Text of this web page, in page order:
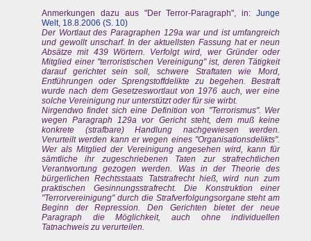
Anmerkungen dazu aus "Der Terror-Paragraph", in:Junge
Welt, 18.8.2006 (S. 10)
Der Wortlaut des Paragraphen 129a war und ist umfangreich
und gewollt unscharf. In der aktuellsten Fassung hat er neun
Absätze mit 439 Wörtern. Verfolgt wird, wer Gründer oder
Mitglied einer "terroristischen Vereinigung" ist, deren Tätigkeit
darauf gerichtet sein soll, schwere Straftaten wie Mord,
Entführungen oder Sprengstoffdelikte zu begehen. Bestraft
wurde nach dem Gesetzeswortlaut von 1976 auch, wer eine
solche Vereinigung nur unterstützt oder für sie wirbt.
Nirgendwo findet sich eine Definition von "Terrorismus". Wer
wegen Paragraph 129a vor Gericht steht, dem muß keine
konkrete (strafbare) Handlung nachgewiesen werden.
Verurteilt werden kann er wegen eines "Organisationsdelikts".
Wer als Mitglied der Vereinigung angesehen wird, kann für
sämtliche ihr zugeschriebenen Taten zur strafrechtlichen
Verantwortung gezogen werden. Was in der Theorie des
bürgerlichen Rechtsstaats Tatstrafrecht hieß, wird nun zum
praktischen Gesinnungsstrafrecht. Die Konstruktion einer
"Terrorvereinigung" durch die Strafverfolgungsorgane steht am
Beginn der Repression. Den Gerichten bietet der neue
Paragraph die Möglichkeit, auch ohne individuellen
Tatnachweis zu verurteilen.